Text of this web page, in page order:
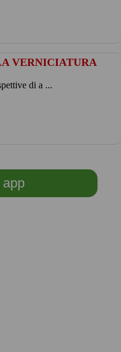
VERNICIATURA
di a ...
app